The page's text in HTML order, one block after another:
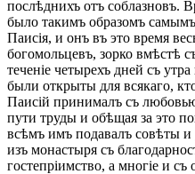
послѣднихъ отъ соблазновъ.
было такимъ образомъ
Паисія, и онъ въ это время
богомольцевъ, зорко вмѣстѣ
теченіе четырехъ дней съ
были открыты для всякаго,
Паисій принималъ съ
пути труды и обѣщая за это
всѣмъ имъ подавалъ совѣты
изъ монастыря съ
гостепріимство, а многіе и